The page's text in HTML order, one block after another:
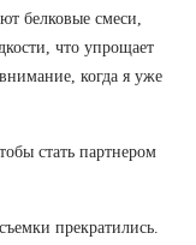
белковые смеси,
что упрощает
когда я уже
стать партнером
прекратились.